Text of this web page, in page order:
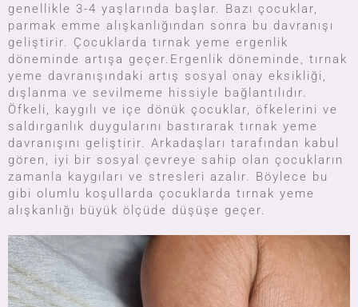
genellikle 3-4 yaşlarında başlar. Bazı çocuklar,
parmak emme alışkanlığından sonra bu davranışı
geliştirir. Çocuklarda tırnak yeme ergenlik
döneminde artışa geçer.Ergenlik döneminde, tırnak
yeme davranışındaki artış sosyal onay eksikliği,
dışlanma ve sevilmeme hissiyle bağlantılıdır.
Öfkeli, kaygılı ve içe dönük çocuklar, öfkelerini ve
saldırganlık duygularını bastırarak tırnak yeme
davranışını geliştirir. Arkadaşları tarafından kabul
gören, iyi bir sosyal çevreye sahip olan çocukların
zamanla kaygıları ve stresleri azalır. Böylece bu
gibi olumlu koşullarda çocuklarda tırnak yeme
alışkanlığı büyük ölçüde düşüşe geçer.